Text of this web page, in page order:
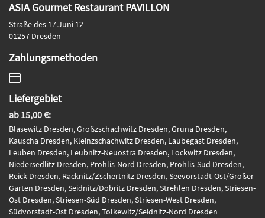
ASIA Gourmet Restaurant PAVILLON
Straße des 17.Juni 12
01257 Dresden
Zahlungsmethoden
Liefergebiet
ab 15,00 €:
Blasewitz Dresden, Großzschachwitz Dresden, Gruna Dresden,
Kauscha Dresden, Kleinzschachwitz Dresden, Laubegast Dresden,
Leuben Dresden, Leubnitz-Neuostra Dresden, Lockwitz Dresden,
Niedersedlitz Dresden, Prohlis-Nord Dresden, Prohlis-Süd Dresden,
Reick Dresden, Räcknitz/Zschertnitz Dresden, Seevorstadt-Ost/Großer
Garten Dresden, Seidnitz/Dobritz Dresden, Strehlen Dresden, Striesen-
Ost Dresden, Striesen-Süd Dresden, Striesen-West Dresden,
Südvorstadt-Ost Dresden, Tolkewitz/Seidnitz-Nord Dresden